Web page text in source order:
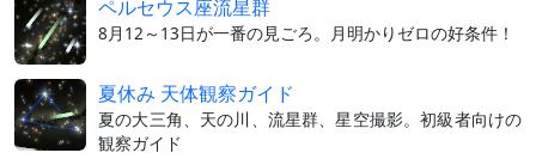
ペルセウス座流星群
8月12～13日が一番の見ごろ。月明かりゼロの好条件！
夏休み 天体観察ガイド
夏の大三角、天の川、流星群、星空撮影。初級者向けの
観察ガイド